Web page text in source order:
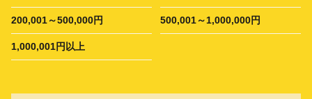
200,001～500,000円 500,001～1,000,000円
1,000,001円以上